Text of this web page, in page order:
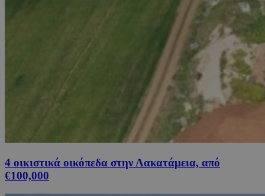
4 οικιστικά οικόπεδα στην Λακατάμεια, από
€100,000